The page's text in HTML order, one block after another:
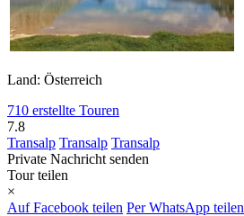
Land: Österreich
710 erstellte Touren
7.8
Transalp Transalp Transalp
Private Nachricht senden
Tour teilen
×
Auf Facebook teilen Per WhatsApp teilen